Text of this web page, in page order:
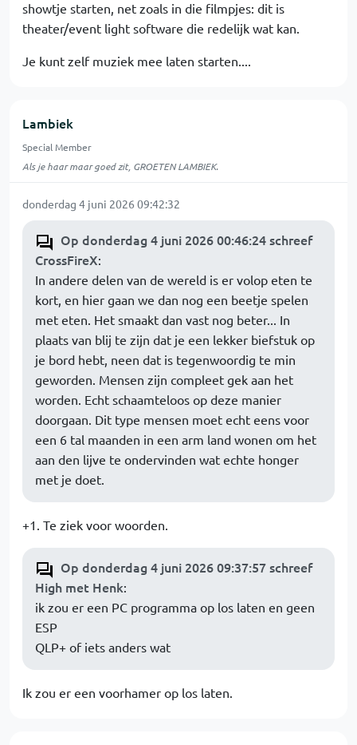
showtje starten, net zoals in die filmpjes: dit is
theater/event light software die redelijk wat kan.
Je kunt zelf muziek mee laten starten....
Lambiek
Special Member
Als je haar maar goed zit, GROETEN LAMBIEK.
donderdag 4 juni 2026 09:42:32
Op donderdag 4 juni 2026 00:46:24 schreef
CrossFireX:
In andere delen van de wereld is er volop eten te
kort, en hier gaan we dan nog een beetje spelen
met eten. Het smaakt dan vast nog beter... In
plaats van blij te zijn dat je een lekker biefstuk op
je bord hebt, neen dat is tegenwoordig te min
geworden. Mensen zijn compleet gek aan het
worden. Echt schaamteloos op deze manier
doorgaan. Dit type mensen moet echt eens voor
een 6 tal maanden in een arm land wonen om het
aan den lijve te ondervinden wat echte honger
met je doet.
+1. Te ziek voor woorden.
Op donderdag 4 juni 2026 09:37:57 schreef
High met Henk:
ik zou er een PC programma op los laten en geen
ESP
QLP+ of iets anders wat
Ik zou er een voorhamer op los laten.